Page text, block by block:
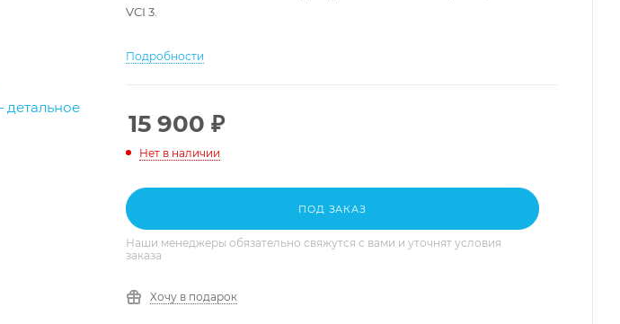
VCI 3.
Подробности
15 900 ₽
Нет в наличии
ПОД ЗАКАЗ
Наши менеджеры обязательно свяжутся с вами и уточнят условия
заказа
Хочу в подарок